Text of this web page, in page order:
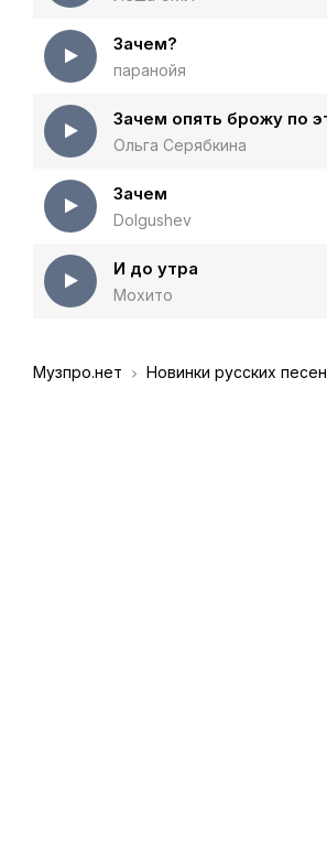
Зачем?
паранойя
Ольга Серябкина
Зачем
Dolgushev
И до утра
Мохито
Музпро.нет Новинки русских песен